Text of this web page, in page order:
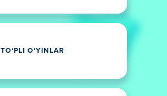
TOʻPLI OʻYINLAR